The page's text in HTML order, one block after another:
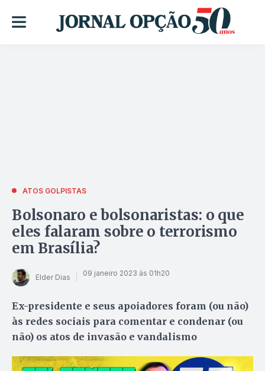
ATOS GOLPISTAS
Bolsonaro e bolsonaristas: o que
eles falaram sobre o terrorismo
em Brasília?
Elder Dias 09 janeiro 2023 às 01h20
Ex-presidente e seus apoiadores foram (ou não)
às redes sociais para comentar e condenar (ou
não) os atos de invasão e vandalismo